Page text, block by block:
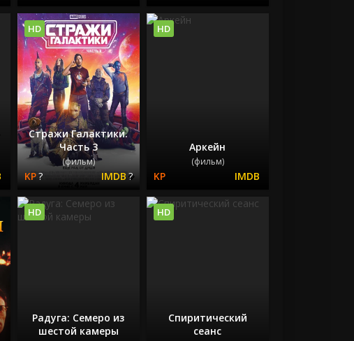
Стражи Галактики.
Часть 3
(фильм)
? ?
HD
Аркейн
(фильм)
HD
Радуга: Семеро из
шестой камеры
HD
Спиритический
сеанс
HD